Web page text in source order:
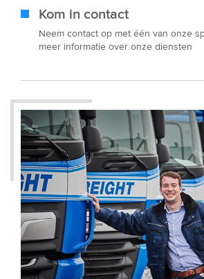
Kom in contact
Neem contact op met één van onze
meer informatie over onze diensten